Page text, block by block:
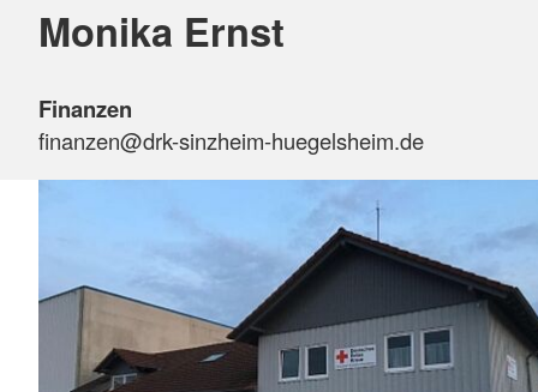
Monika Ernst
Finanzen
finanzen@drk-sinzheim-huegelsheim.de